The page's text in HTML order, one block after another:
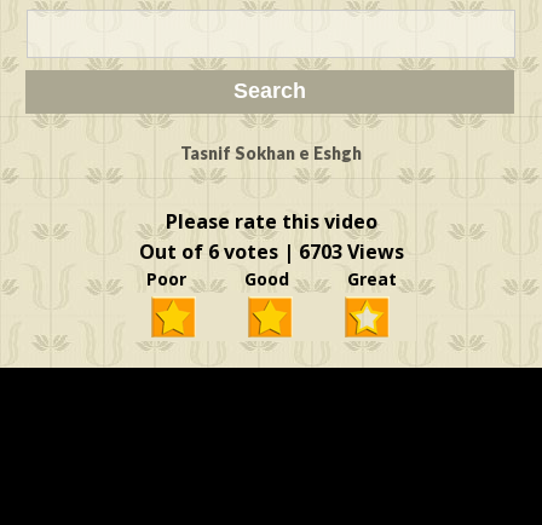
Tasnif Sokhan e Eshgh
Please rate this video
Out of 6 votes | 6703 Views
Poor Good Great